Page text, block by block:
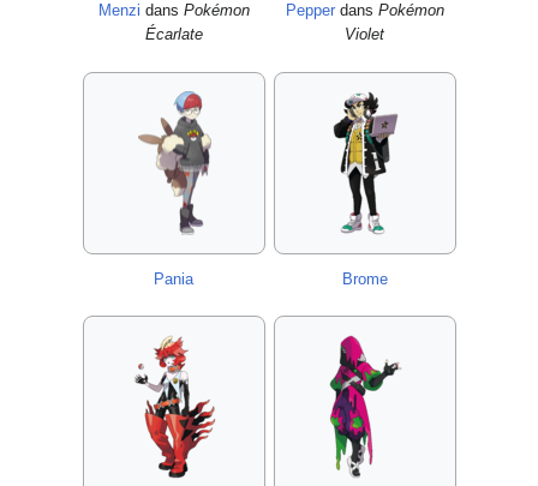
Menzi dans Pokémon
Écarlate
Pepperdans Pokémon
Violet
Pania Brome